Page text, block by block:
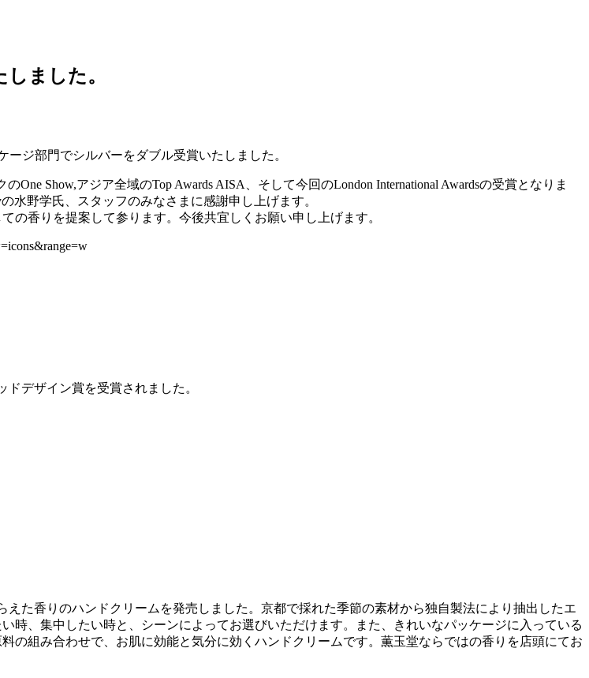
ました。
ージ部門でシルバーをダブル受賞いたしました。
Show,アジア全域のTop Awards AISA、そして今回のLondon International Awardsの受賞となりま
水野学氏、スタッフのみなさまに感謝申し上げます。
の香りを提案して参ります。今後共宜しくお願い申し上げます。
デザイン賞を受賞されました。
た香りのハンドクリームを発売しました。京都で採れた季節の素材から独自製法により抽出したエ
時、集中したい時と、シーンによってお選びいただけます。また、きれいなパッケージに入っている
の組み合わせで、お肌に効能と気分に効くハンドクリームです。薫玉堂ならではの香りを店頭にてお